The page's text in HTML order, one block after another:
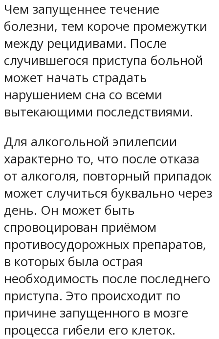
Чем запущеннее течение
болезни, тем короче промежутки
между рецидивами. После
случившегося приступа больной
может начать страдать
нарушением сна со всеми
вытекающими последствиями.
Для алкогольной эпилепсии
характерно то, что после отказа
от алкоголя, повторный припадок
может случиться буквально через
день. Он может быть
спровоцирован приёмом
противосудорожных препаратов,
в которых была острая
необходимость после последнего
приступа. Это происходит по
причине запущенного в мозге
процесса гибели его клеток.